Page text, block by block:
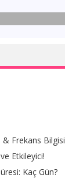
& Frekans Bilgisi
Etkileyici!
Kaç Gün?